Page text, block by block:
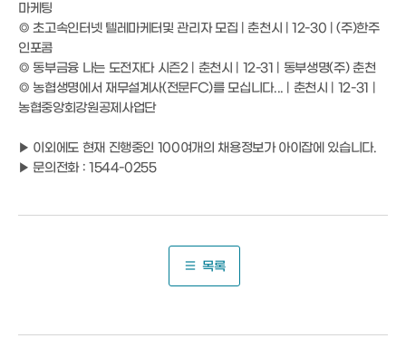
마케팅
◎ 초고속인터넷 텔레마케터및 관리자 모집 | 춘천시 | 12-30 | (주)한주
인포콤
◎ 동부금융 나는 도전자다 시즌2 | 춘천시 | 12-31 | 동부생명(주) 춘천
◎ 농협생명에서 재무설계사(전문FC)를 모십니다... | 춘천시 | 12-31 |
농협중앙회강원공제사업단
▶ 이외에도 현재 진행중인 100여개의 채용정보가 아이잡에 있습니다.
▶ 문의전화 : 1544-0255
목록